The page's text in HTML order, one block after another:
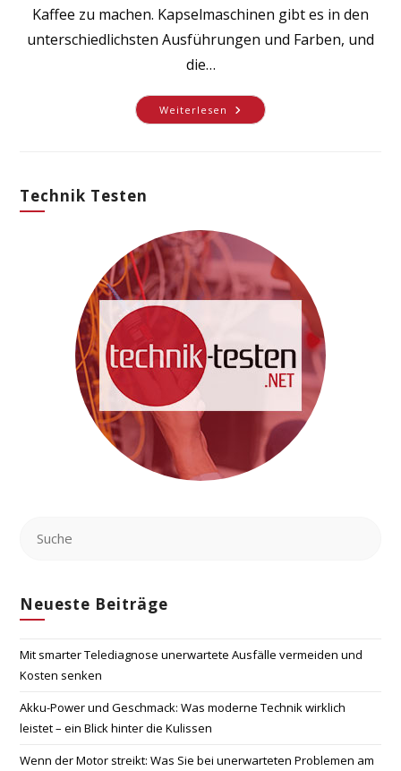
Kaffee zu machen. Kapselmaschinen gibt es in den
unterschiedlichsten Ausführungen und Farben, und
die…
Weiterlesen Kaffee
Aus
Technik Testen
Neueste Beiträge
Mit smarter Telediagnose unerwartete Ausfälle vermeiden und
Kosten senken
Akku-Power und Geschmack: Was moderne Technik wirklich
leistet – ein Blick hinter die Kulissen
Wenn der Motor streikt: Was Sie bei unerwarteten Problemen am